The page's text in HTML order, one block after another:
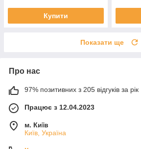
Купити
Показати ще
Про нас
97% позитивних з 205 відгуків за рік
Працює з 12.04.2023
м. Київ
Київ, Україна